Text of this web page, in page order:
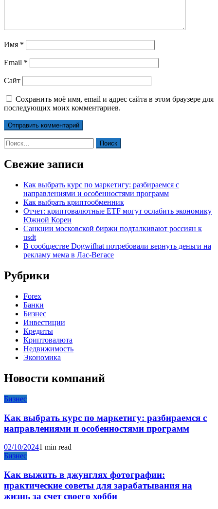
Имя *
Email *
Сайт
Сохранить моё имя, email и адрес сайта в этом браузере для
последующих моих комментариев.
Найти:
Свежие записи
Как выбрать курс по маркетигу: разбираемся с
направлениями и особенностями программ
Как выбрать криптообменник
Отчет: криптовалютные ETF могут ослабить экономику
Южной Кореи
Санкции московской биржи подталкивают россиян к
usdt
В сообществе Dogwifhat потребовали вернуть деньги на
рекламу мема в Лас-Вегасе
Рубрики
Forex
Банки
Бизнес
Инвестиции
Кредиты
Криптовалюта
Недвижимость
Экономика
Новости компаний
Бизнес
Как выбрать курс по маркетигу: разбираемся с
направлениями и особенностями программ
02/10/20241 min read
Бизнес
Как выжить в джунглях фотографии:
практические советы для зарабатывания на
жизнь за счет своего хобби